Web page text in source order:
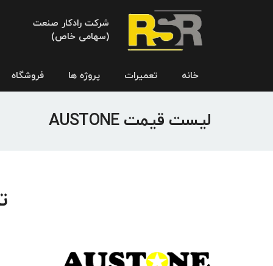
شرکت رادکار صنعت
(سهامی خاص)
خانه تعمیرات پروژه ها فروشگاه
لیست قیمت AUSTONE